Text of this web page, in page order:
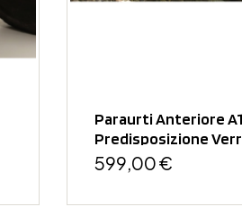
Paraurti Anteriore
Predisposizione
Rover...
599,00 €